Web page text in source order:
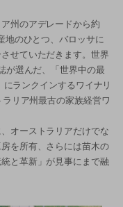
州のアデレードから約
地のひとつ、バロッサに
せていただきます。世界
が選んだ、「世界中の最
ランクインするワイナリ
リア州最古の家族経営ワ
オーストラリアだけでな
を所有、さらには苗木の
と革新」が見事にまで融